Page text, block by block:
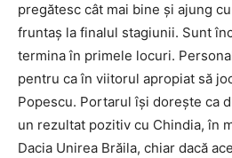
pregătesc cât mai bine și ajung
fruntaș la finalul stagiunii. Sunt
termina în primele locuri.
pentru ca în viitorul apropiat să
Popescu. Portarul își dorește ca
un rezultat pozitiv cu Chindia, în
Dacia Unirea Brăila, chiar dacă